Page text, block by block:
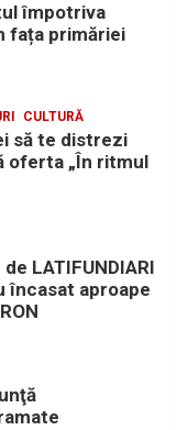
împotriva
fața primăriei
CULTURĂ
să te distrezi
oferta „În ritmul
LATIFUNDIARI
încasat aproape